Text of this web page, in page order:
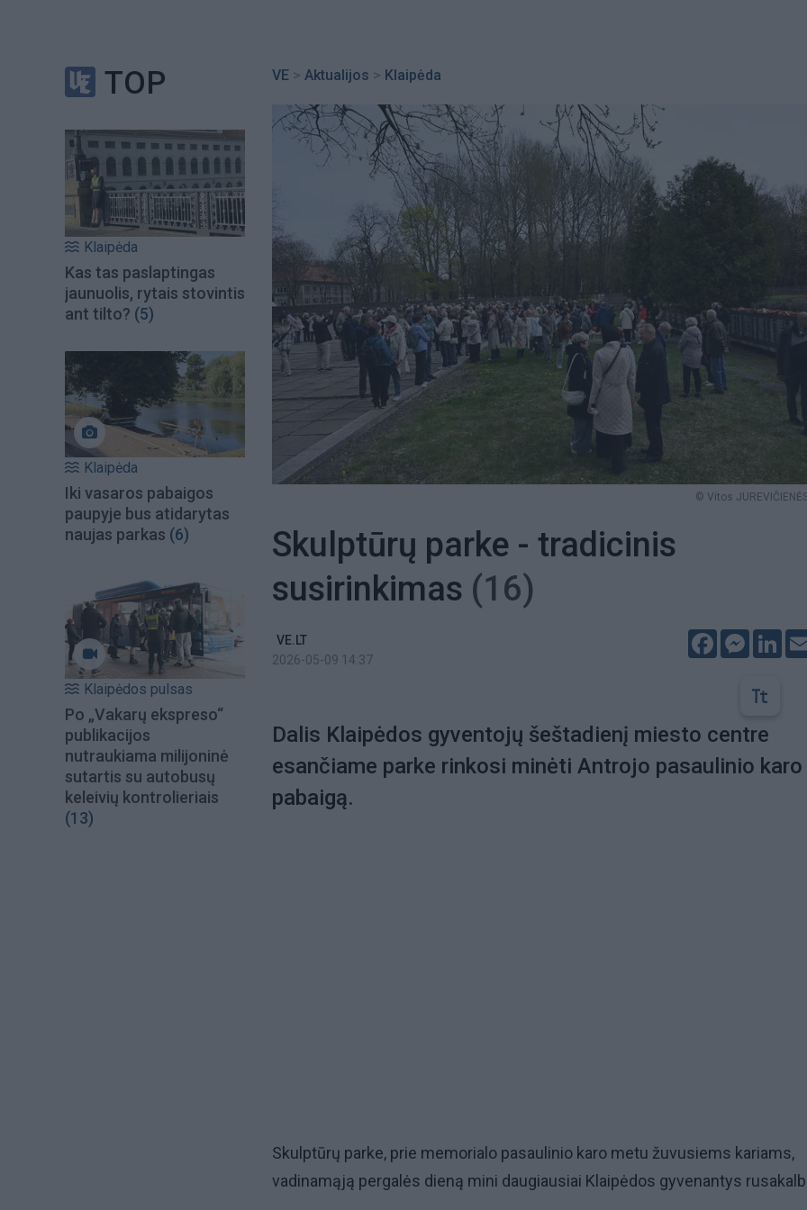
TOP
Klaipėda
Kas tas paslaptingas
jaunuolis, rytais stovintis
ant tilto? (5)
Klaipėda
Iki vasaros pabaigos
paupyje bus atidarytas
naujas parkas (6)
Klaipėdos pulsas
Po „Vakarų ekspreso“
publikacijos
nutraukiama milijoninė
sutartis su autobusų
keleivių kontrolieriais
(13)
VE > Aktualijos > Klaipėda
© Vitos
Skulptūrų parke - tradicinis
susirinkimas (16)
VE.LT
2026-05-09 14:37
Facebook
Dalis Klaipėdos gyventojų šeštadienį miesto centre
esančiame parke rinkosi minėti Antrojo pasaulinio karo
pabaigą.
Skulptūrų parke, prie memorialo pasaulinio karo metu žuvusiems kariams,
vadinamąją pergalės dieną mini daugiausiai Klaipėdos gyvenantys